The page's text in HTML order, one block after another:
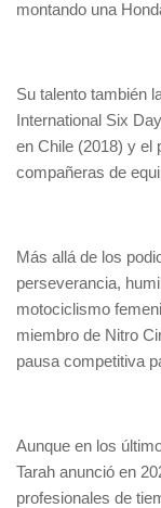
montando una
Su talento también
International Six
en Chile (2018) y el
compañeras de
Más allá de los
perseverancia,
motociclismo
miembro de Nitro
pausa competitiva
Aunque en los
Tarah anunció en
profesionales de